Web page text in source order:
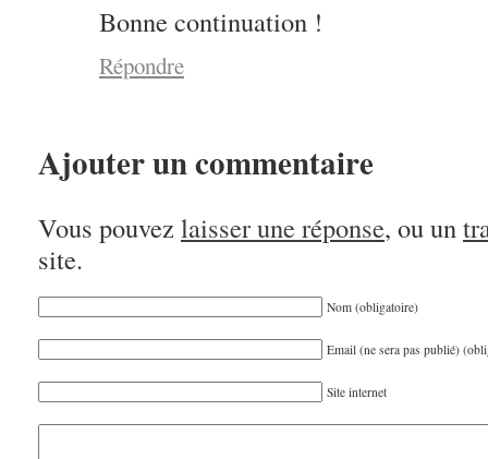
Bonne continuation !
Répondre
Ajouter un commentaire
Vous pouvez laisser une réponse, ou un
site.
Nom (obligatoire)
Email (ne sera pas publié)
Site internet